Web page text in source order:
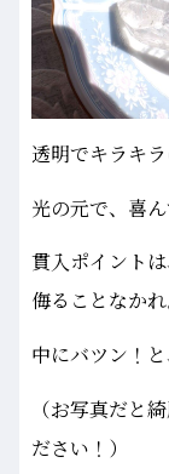
透明でキラキ
光の元で、喜
貫入ポイント
侮ることなかれ
中にバツン！
（お写真だと
ださい！）